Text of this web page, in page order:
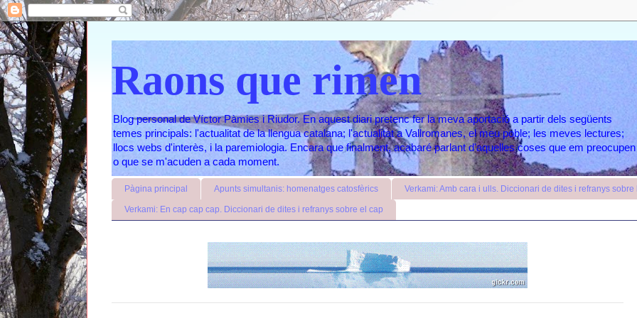
Raons que rimen
Blog personal de Víctor Pàmies i Riudor. En aquest diari pretenc fer la meva aportació a partir dels següents
temes principals: l'actualitat de la llengua catalana; l'actualitat a Vallromanes, el meu poble; les meves lectures;
llocs webs d'interès, i la paremiologia. Encara que finalment, acabaré parlant d'aquelles coses que em preocupen
o que se m'acuden a cada moment.
Pàgina principal Apunts simultanis: homenatges catosfèrics Verkami: Amb cara i ulls. Diccionari de dites i refranys sobre
Verkami: En cap cap cap. Diccionari de dites i refranys sobre el cap